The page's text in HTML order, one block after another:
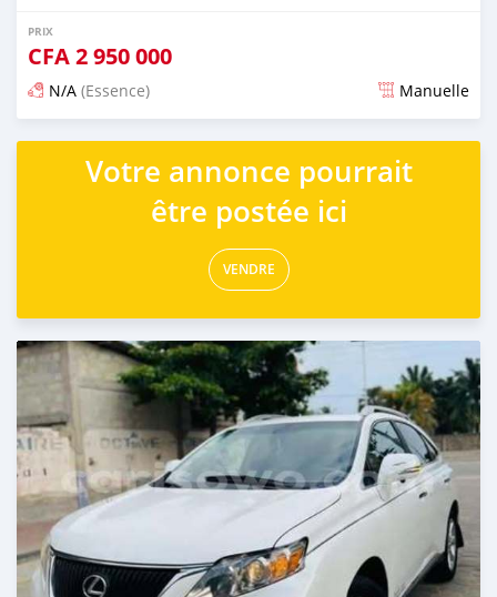
PRIX
CFA2 950 000
N/A (Essence) Manuelle
Publié il y a 4 jours
Votre annonce pourrait
être postée ici
VENDRE